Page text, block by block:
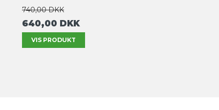
740,00 DKK
640,00 DKK
VIS PRODUKT